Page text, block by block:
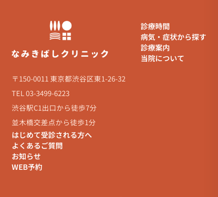
〒150-0011 東京都渋谷区東1-26-32
TEL 03-3499-6223
渋谷駅C1出口から徒歩7分
並木橋交差点から徒歩1分
診療時間
病気・症状から探す
診療案内
当院について
はじめて受診される方へ
よくあるご質問
お知らせ
WEB予約